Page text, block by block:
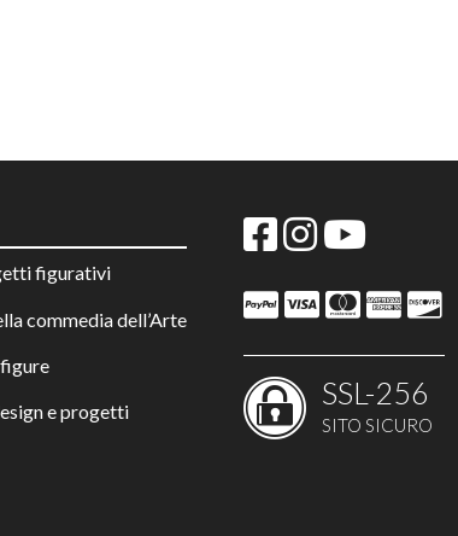
figurativi
commedia dell’Arte
e progetti
SSL-256
SITO SICURO